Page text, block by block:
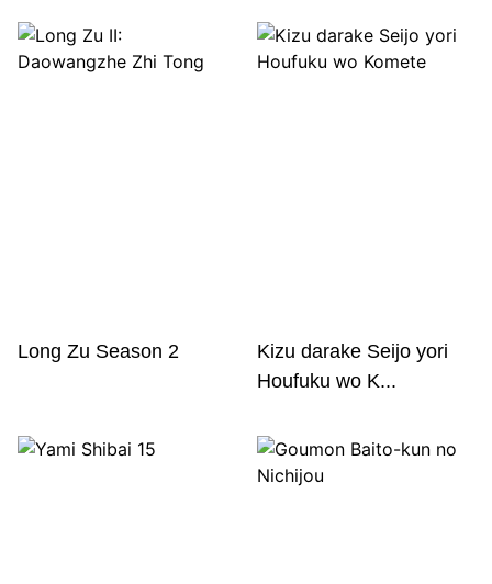
Long Zu Season 2
Kizu darake Seijo yori
Houfuku wo K...